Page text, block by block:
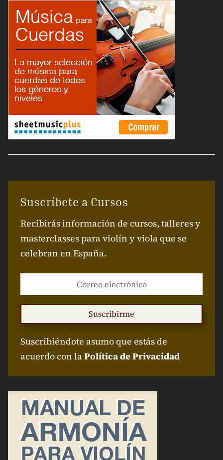
Suscríbete a Cursos
Recibirás información de cursos, talleres y
masterclasses para violín y viola que se
celebran en España.
Suscribirme
Suscribiéndote asumo que estás de
acuerdo con laPolítica de Privacidad